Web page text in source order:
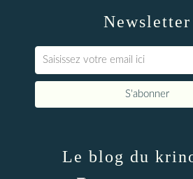
Newsletter
Le blog du